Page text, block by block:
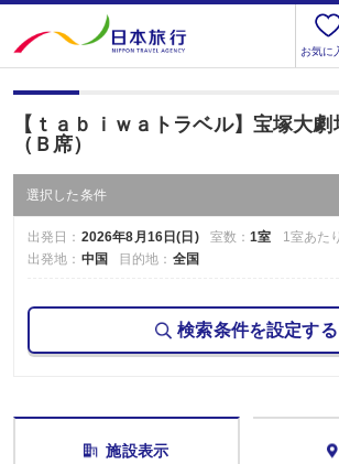
お気に
【ｔａｂｉｗａトラベル】宝塚大
（Ｂ席）
選択した条件
出発日： 2026年8月16日(日) 室数：1室 1室あた
出発地： 中国 目的地： 全国
検索条件を設定する
施設表示